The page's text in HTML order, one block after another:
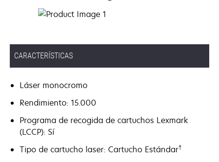
CARACTERÍSTICAS
Láser monocromo
Rendimiento: 15.000
Programa de recogida de cartuchos Lexmark
(LCCP): Sí
Tipo de cartucho laser: Cartucho Estándar†